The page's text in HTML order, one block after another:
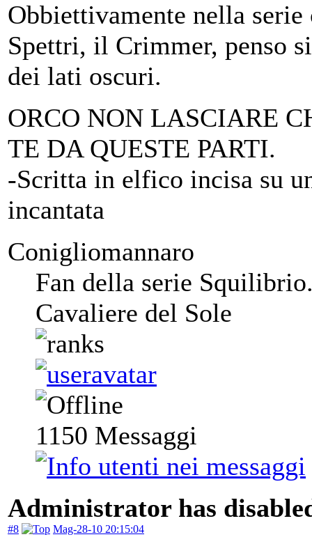
Obbiettivamente nella
Spettri, il Crimmer, penso
dei lati oscuri.
ORCO NON LASCIARE
TE DA QUESTE PARTI.
-Scritta in elfico incisa su
incantata
Conigliomannaro
Fan della serie
Cavaliere del Sole
1150 Messaggi
Administrator has
#8 Mag-28-10 20:15:04